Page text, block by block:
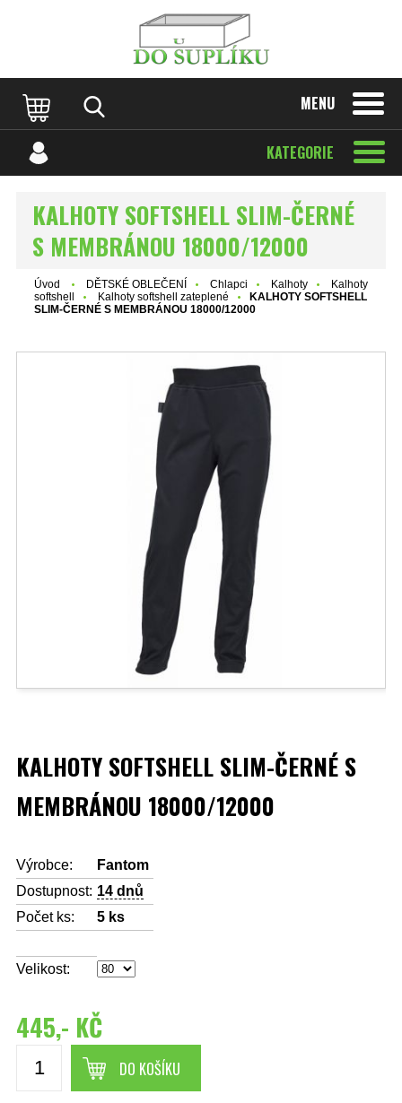
MENU
KATEGORIE
KALHOTY SOFTSHELL SLIM-ČERNÉ
S MEMBRÁNOU 18000/12000
Úvod DĚTSKÉ OBLEČENÍ Chlapci Kalhoty
Kalhoty
softshell
Kalhoty softshell zateplené
KALHOTY SOFTSHELL
SLIM-ČERNÉ S MEMBRÁNOU 18000/12000
KALHOTY SOFTSHELL SLIM-ČERNÉ S
MEMBRÁNOU 18000/12000
Výrobce:
Fantom
Dostupnost: 14 dnů
Počet ks:
5 ks
Velikost:
445,- KČ
DO KOŠÍKU